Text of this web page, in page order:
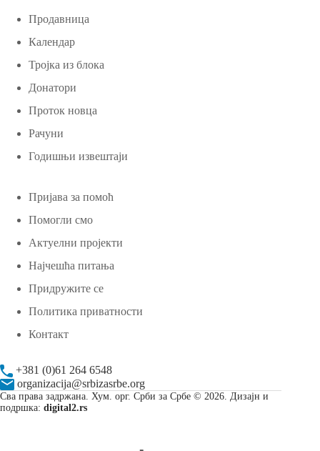
Продавница
Календар
Тројка из блока
Донатори
Проток новца
Рачуни
Годишњи извештаји
Пријава за помоћ
Помогли смо
Актуелни пројекти
Најчешћа питања
Придружите се
Политика приватности
Контакт
+381 (0)61 264 6548
organizacija@srbizasrbe.org
Сва права задржана. Хум. орг. Срби за Србе © 2026. Дизајн и
подршка: digital2.rs